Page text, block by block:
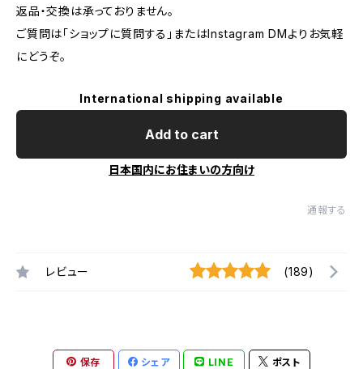
返品・交換は承っておりません。
ご質問は「ショップに質問する」またはInstagram DMよりお気軽
にどうぞ。
International shipping available
Add to cart
日本国内にお住まいの方向け
通報する
レビュー (189)
保存 シェア LINE ポスト